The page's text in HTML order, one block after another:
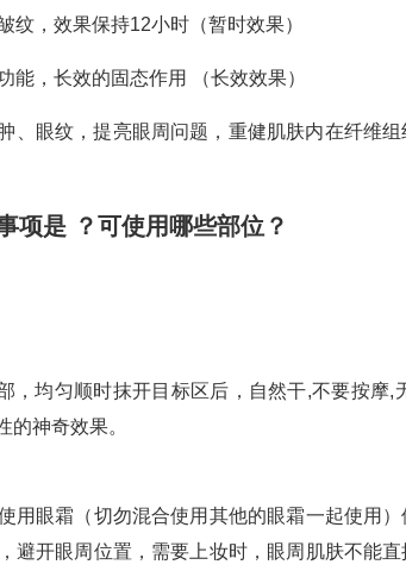
，效果保持12小时（暂时效果）
，长效的固态作用 （长效效果）
、眼纹，提亮眼周问题，重健肌肤内在纤维
项是 ？可使用哪些部位？
，均匀顺时抹开目标区后，自然干,不要按摩,
的神奇效果。
用眼霜（切勿混合使用其他的眼霜一起使用
避开眼周位置，需要上妆时，眼周肌肤不能